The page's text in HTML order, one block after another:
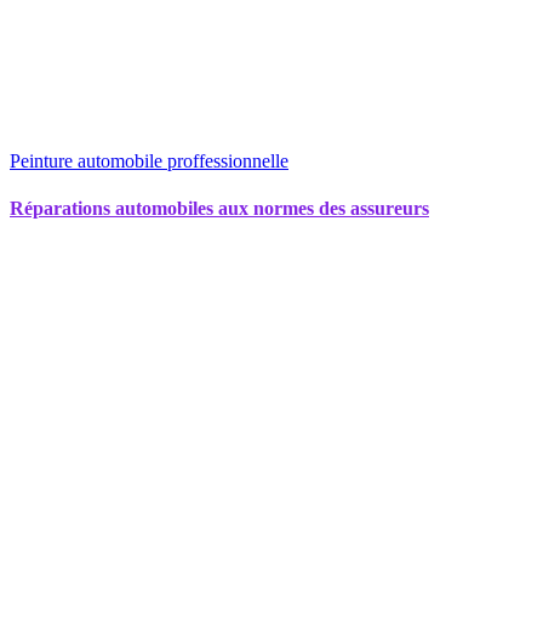
Peinture automobile proffessionnelle
Réparations automobiles aux normes des assureurs